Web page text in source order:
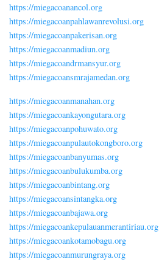
https://miegacoanancol.org
https://miegacoanpahlawanrevolusi.org
https://miegacoanpakerisan.org
https://miegacoanmadiun.org
https://miegacoandrmansyur.org
https://miegacoansmrajamedan.org
https://miegacoanmanahan.org
https://miegacoankayongutara.org
https://miegacoanpohuwato.org
https://miegacoanpulautokongboro.org
https://miegacoanbanyumas.org
https://miegacoanbulukumba.org
https://miegacoanbintang.org
https://miegacoansintangka.org
https://miegacoanbajawa.org
https://miegacoankepulauanmerantiriau.org
https://miegacoankotamobagu.org
https://miegacoanmurungraya.org